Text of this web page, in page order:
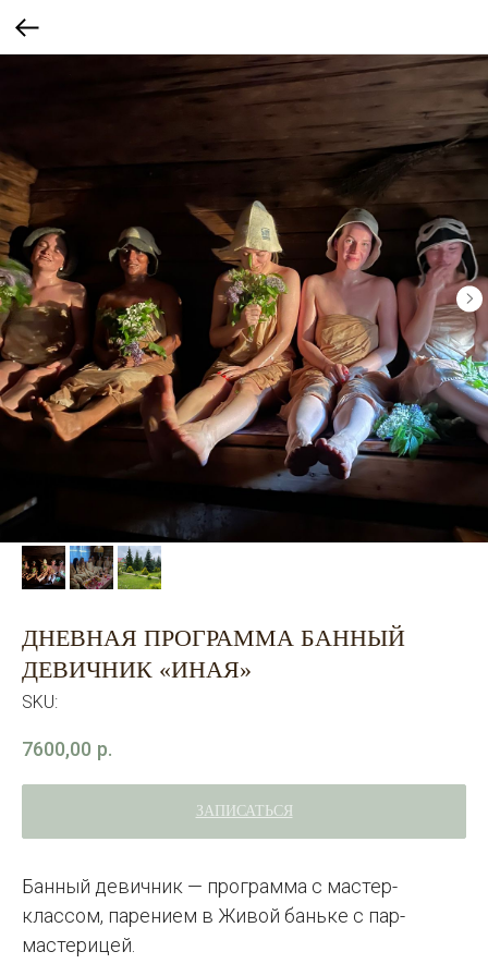
ДНЕВНАЯ ПРОГРАММА БАННЫЙ
ДЕВИЧНИК «ИНАЯ»
SKU:
7600,00 р.
ЗАПИСАТЬСЯ
Банный девичник — программа с мастер-
классом, парением в Живой баньке с пар-
мастерицей.